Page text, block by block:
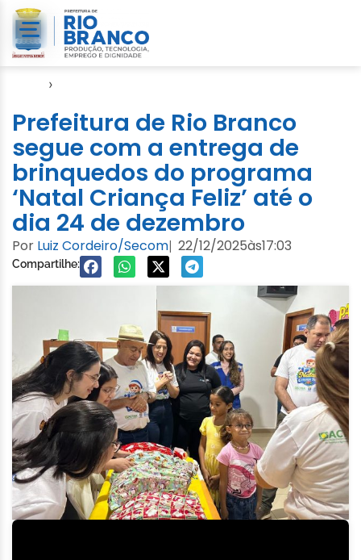
›
Prefeitura de Rio Branco
segue com a entrega de
brinquedos do programa
‘Natal Criança Feliz’ até o
dia 24 de dezembro
Por Luiz Cordeiro/Secom| 22/12/2025às17:03
Compartilhe: